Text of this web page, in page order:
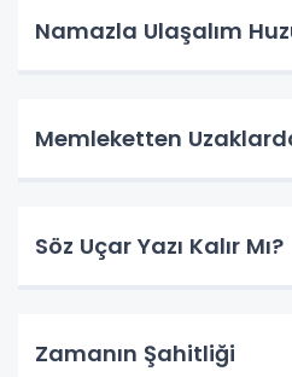
Namazla Ulaşalım
Memleketten
Söz Uçar Yazı Kalır Mı?
Zamanın Şahitliği